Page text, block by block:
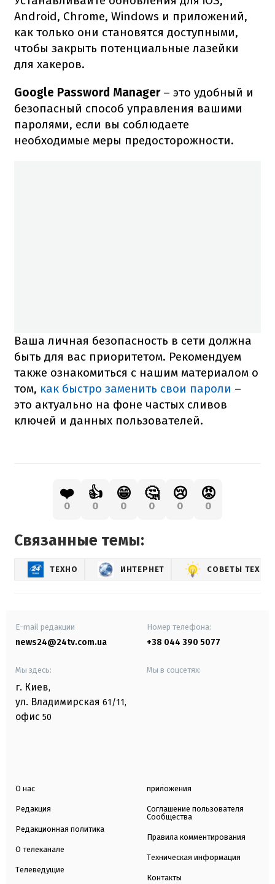
Android, Chrome, Windows и приложений,
как только они становятся доступными,
чтобы закрыть потенциальные лазейки
для хакеров.
Google Password Manager– это удобный и
безопасный способ управления вашими
паролями, если вы соблюдаете
необходимые меры предосторожности.
Ваша личная безопасность в сети должна
быть для вас приоритетом. Рекомендуем
также ознакомиться с нашим материалом о
том, как быстро заменить свои пароли –
это актуально на фоне частых сливов
ключей и данных пользователей.
❤️
0
👍
0
😁
0
🤔
0
😢
0
😡
0
Связанные темы:
ТЕХНО ИНТЕРНЕТ СОВЕТЫ ТЕХНО
E-mail редакции
news24@24tv.com.ua
Номер телефона:
+38 044 390 5077
Мы здесь:
г. Киев,
ул. Владимирская 61/11,
офис 50
Мы в соцсетях:
О нас
Редакция
Редакционная политика
О телеканале
Телеведущие
приложения
Соглашение пользователя
Сообщества
Правила комментирования
Техническая информация
Контакты